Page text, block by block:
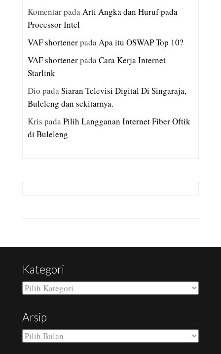
KomentarpadaArti Angka dan Huruf pada
Processor Intel
VAF shortenerpadaApa itu OSWAP Top 10?
VAF shortenerpadaCara Kerja Internet
Starlink
Dio padaSiaran Televisi Digital Di Singaraja,
Buleleng dan sekitarnya.
Kris padaPilih Langganan Internet Fiber Oftik
di Buleleng
Kategori
Kategori
Arsip
Arsip